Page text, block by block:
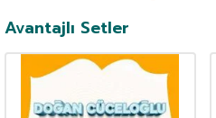
Avantajlı Setler